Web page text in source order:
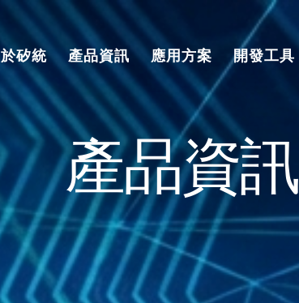
矽統 產品資訊 應用方案 開發工具
產品資訊